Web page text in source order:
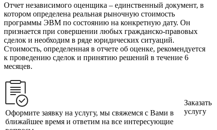
Отчет независимого оценщика – единственный документ, в
котором определена реальная рыночную стоимость
программы ЭВМ по состоянию на конкретную дату. Он
признается при совершении любых гражданско-правовых
сделок и необходим в ряде юридических ситуаций.
Стоимость, определенная в отчете об оценке, рекомендуется
к проведению сделок и принятию решений в течение 6
месяцев.
Оформите заявку на услугу, мы свяжемся с Вами в
ближайшее время и ответим на все интересующие
Заказать
услугу